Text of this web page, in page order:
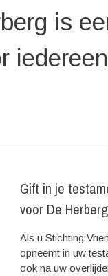
is
Gift in je
voor De Herberg
Als u Stichting
opneemt in uw
ook na uw